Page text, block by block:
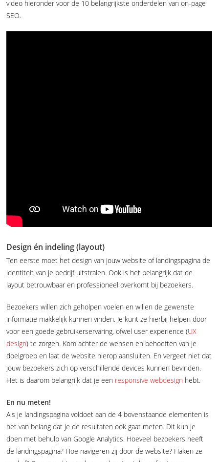
video hieronder voor de 10 belangrijkste onderdelen van on-page
SEO.
Design én indeling (layout)
Ten eerste moet het design van jouw website of landingspagina de
identiteit van je bedrijf uitstralen. Ook is het belangrijk dat de
layout betrouwbaar en professioneel overkomt bij bezoekers.
Bezoekers willen zich geholpen voelen en willen de gewenste
informatie makkelijk kunnen vinden. Je kunt ze hierbij helpen door
voor een goede gebruikerservaring, ofwel user experience (UX
design) te zorgen. Kom achter de wensen en behoeften van je
doelgroep en laat de website hierop aansluiten. En vergeet niet dat
jouw bezoekers zich op verschillende devices kunnen bevinden.
Het is daarom belangrijk dat je een responsive webdesign hebt.
En nu meten!
Als je landingspagina voldoet aan de 4 bovenstaande elementen is
het van belang dat je de resultaten ook gaat meten. Dit kun je
doen met behulp van Google Analytics. Hoeveel bezoekers heeft
de landingspagina? Hoe navigeren zij door de website? Haken ze